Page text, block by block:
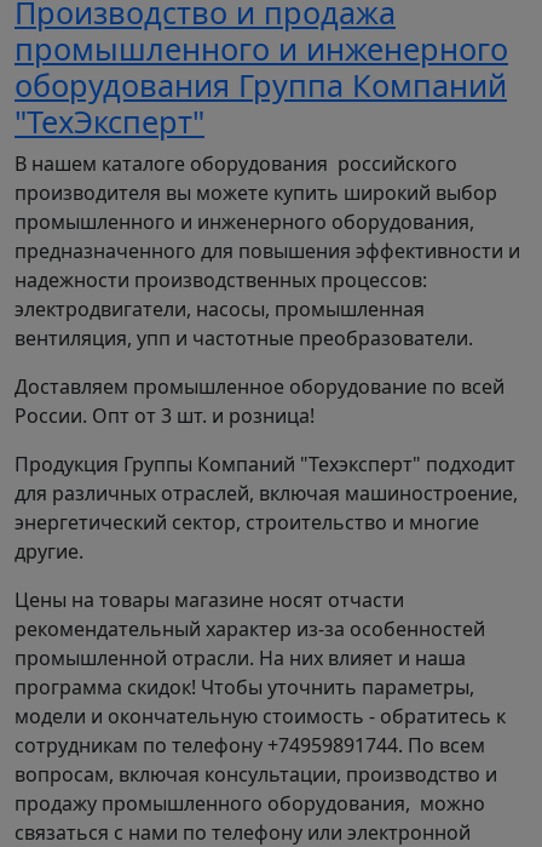
Производство и продажа
промышленного и инженерного
оборудования Группа Компаний
"ТехЭксперт"
В нашем каталоге оборудования российского
производителя вы можете купить широкий выбор
промышленного и инженерного оборудования,
предназначенного для повышения эффективности и
надежности производственных процессов:
электродвигатели, насосы, промышленная
вентиляция, упп и частотные преобразователи.
Доставляем промышленное оборудование по всей
России. Опт от 3 шт. и розница!
Продукция Группы Компаний "Техэксперт" подходит
для различных отраслей, включая машиностроение,
энергетический сектор, строительство и многие
другие.
Цены на товары магазине носят отчасти
рекомендательный характер из-за особенностей
промышленной отрасли. На них влияет и наша
программа скидок! Чтобы уточнить параметры,
модели и окончательную стоимость - обратитесь к
сотрудникам по телефону +74959891744. По всем
вопросам, включая консультации, производство и
продажу промышленного оборудования, можно
связаться с нами по телефону или электронной